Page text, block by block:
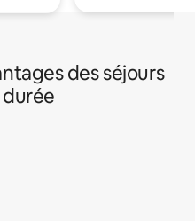
des séjours